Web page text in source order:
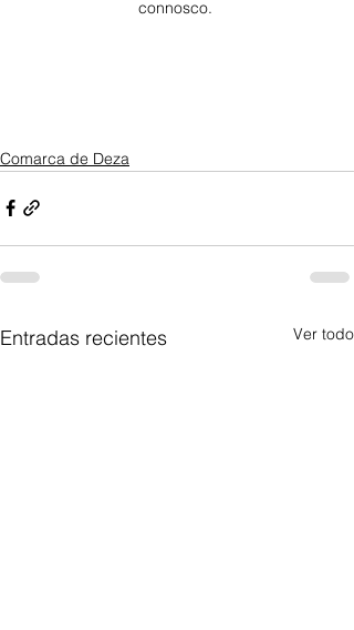
connosco.
Comarca de Deza
Entradas recientes Ver todo